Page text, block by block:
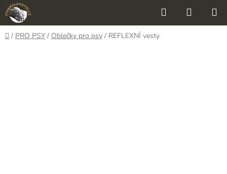
Přejít
na
obsah
Hledat
KOŠÍK
Domů
/ PRO PSY / Oblečky pro psy / REFLEXNÍ vesty